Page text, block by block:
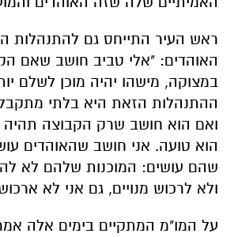
ראש העיר התייחס גם להתנהלות
האוהדים: "אלי טביב חושב שאם
במצוקה, מישהו יהיה מוכן לשלם
ההתנהלות הזאת היא בלתי
ואם הוא חושב שרק הקבוצה
הוא טועה. אני חושב שהאוהדים
שהם עושים: המוכנות שלהם לא
ולא לרכוש מנויים, גם אני לא
על המו"מ המתקיים בימים אלה